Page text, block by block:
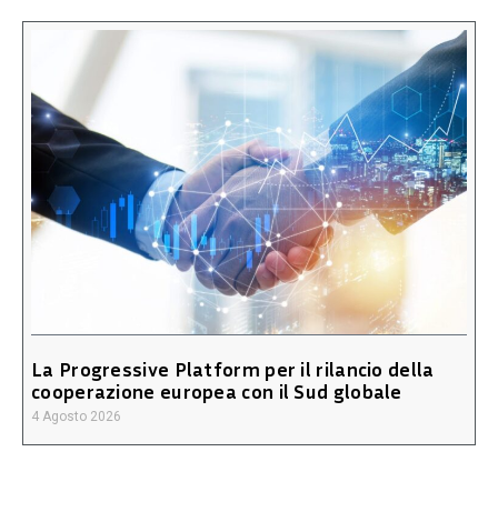
La Progressive Platform per il rilancio della
cooperazione europea con il Sud globale
4 Agosto 2026